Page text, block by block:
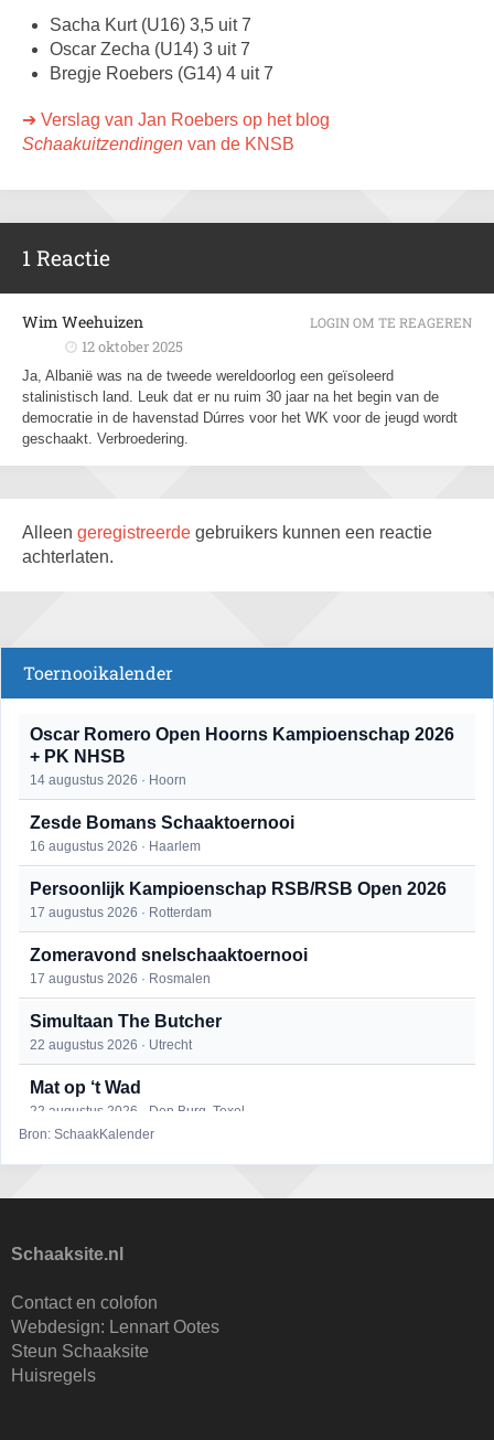
Sacha Kurt (U16) 3,5 uit 7
Oscar Zecha (U14) 3 uit 7
Bregje Roebers (G14) 4 uit 7
➔ Verslag van Jan Roebers op het blog
Schaakuitzendingen van de KNSB
1 Reactie
Wim Weehuizen
12 oktober 2025
Ja, Albanië was na de tweede wereldoorlog een geïsoleerd
stalinistisch land. Leuk dat er nu ruim 30 jaar na het begin van de
democratie in de havenstad Dúrres voor het WK voor de jeugd wordt
geschaakt. Verbroedering.
LOGIN OM TE REAGEREN
Alleen geregistreerde gebruikers kunnen een reactie
achterlaten.
Toernooikalender
Oscar Romero Open Hoorns Kampioenschap 2026
+ PK NHSB
14 augustus 2026 · Hoorn
Zesde Bomans Schaaktoernooi
16 augustus 2026 · Haarlem
Persoonlijk Kampioenschap RSB/RSB Open 2026
17 augustus 2026 · Rotterdam
Zomeravond snelschaaktoernooi
17 augustus 2026 · Rosmalen
Simultaan The Butcher
22 augustus 2026 · Utrecht
Mat op ‘t Wad
22 augustus 2026 · Den Burg, Texel
23 augustus 2026 · Utrecht
25 augustus 2026 · Bunschoten-Spakenburg
Nazomervierkampentoernooi 2026
28 augustus 2026 · Assen
Bron: SchaakKalender
Schaaksite.nl
Contact en colofon
Webdesign: Lennart Ootes
Steun Schaaksite
Huisregels